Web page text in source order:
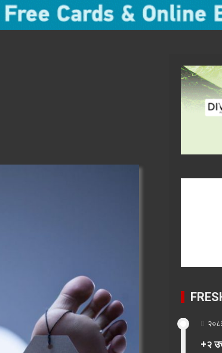
+२